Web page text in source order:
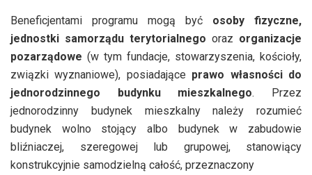
Beneficjentami programu mogą być osoby fizyczne,
jednostki samorządu terytorialnego oraz organizacje
pozarządowe (w tym fundacje, stowarzyszenia, kościoły,
związki wyznaniowe), posiadające prawo własności do
jednorodzinnego budynku mieszkalnego. Przez
jednorodzinny budynek mieszkalny należy rozumieć
budynek wolno stojący albo budynek w zabudowie
bliźniaczej, szeregowej lub grupowej, stanowiący
konstrukcyjnie samodzielną całość, przeznaczony